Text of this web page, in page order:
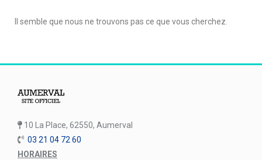
Il semble que nous ne trouvons pas ce que vous cherchez.
10 La Place, 62550, Aumerval
03 21 04 72 60
HORAIRES